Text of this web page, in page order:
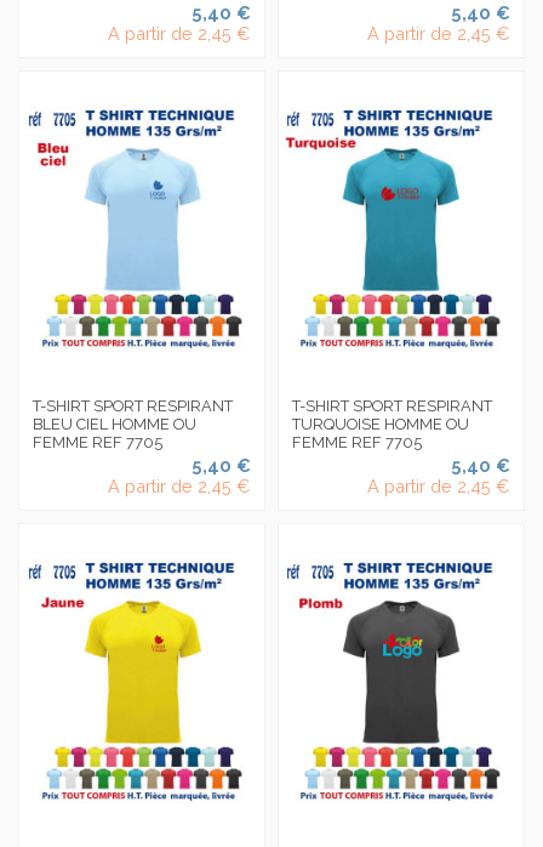
5,40 €
A partir de 2,45 €
5,40 €
A partir de 2,45 €
T-SHIRT SPORT RESPIRANT
BLEU CIEL HOMME OU
FEMME REF 7705
5,40 €
A partir de 2,45 €
T-SHIRT SPORT RESPIRANT
TURQUOISE HOMME OU
FEMME REF 7705
5,40 €
A partir de 2,45 €